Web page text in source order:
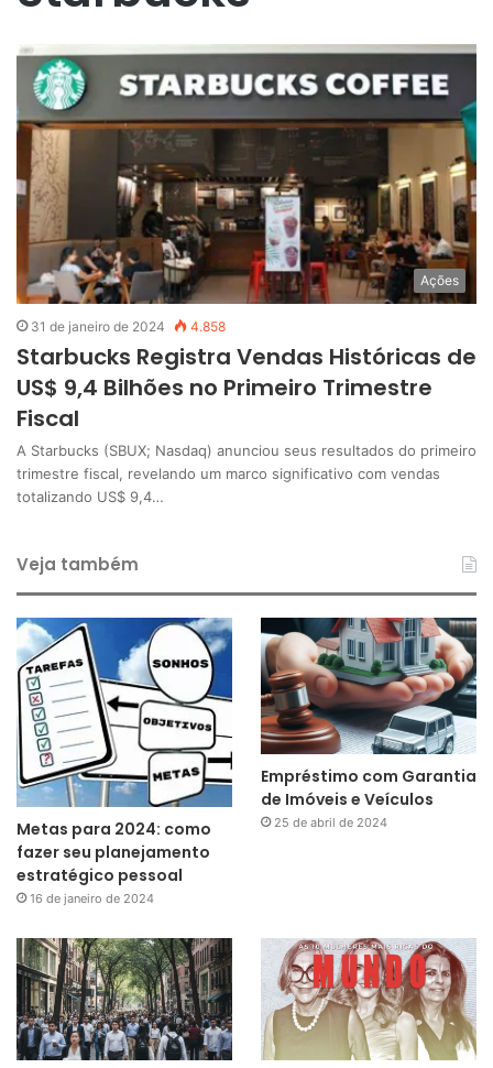
Ações
31 de janeiro de 2024 4.858
Starbucks Registra Vendas Históricas de
US$ 9,4 Bilhões no Primeiro Trimestre
Fiscal
A Starbucks (SBUX; Nasdaq) anunciou seus resultados do primeiro
trimestre fiscal, revelando um marco significativo com vendas
totalizando US$ 9,4…
Veja também
Metas para 2024: como
fazer seu planejamento
estratégico pessoal
16 de janeiro de 2024
Empréstimo com Garantia
de Imóveis e Veículos
25 de abril de 2024